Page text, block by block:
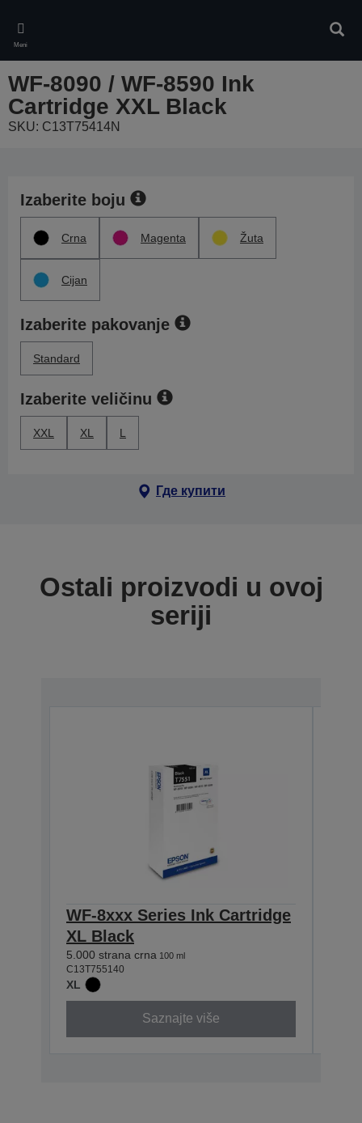
main
content
Meni
WF-8090 / WF-8590 Ink
Cartridge XXL Black
SKU: C13T75414N
Izaberite boju
Crna Magenta Žuta
Cijan
Izaberite pakovanje
Standard
Izaberite veličinu
XXL XL L
Где купити
Ostali proizvodi u ovoj
seriji
WF-8xxx Series Ink Cartridge
XL Black
5.000 strana crna 100 ml
C13T755140
XL
Saznajte više